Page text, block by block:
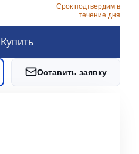
Срок подтвердим в
течение дня
Купить
Оставить заявку